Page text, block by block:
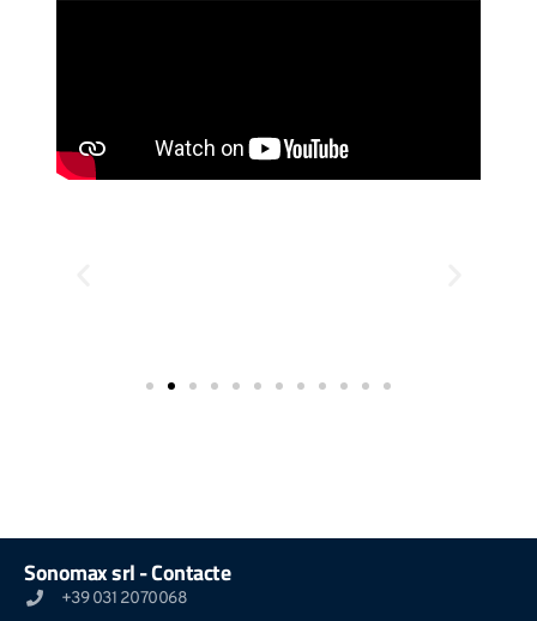
Sonomax srl - Contacte
+39 031 2070068